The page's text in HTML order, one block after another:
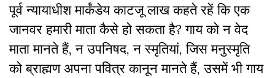
पूर्व न्यायाधीश मार्कंडेय काटजू लाख कहते रहें कि एक
जानवर हमारी माता कैसे हो सकता है? गाय को न वेद
माता मानते हैं, न उपनिषद, न स्मृतियां, जिस मनुस्मृति
को ब्राह्मण अपना पवित्र कानून मानते हैं, उसमें भी गाय